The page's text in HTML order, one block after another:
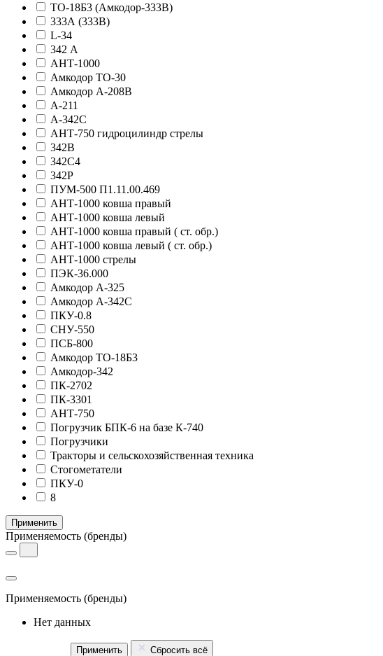
ТО-18Б3 (Амкодор-333В)
333А (333В)
L-34
342 А
АНТ-1000
Амкодор ТО-30
Амкодор А-208В
А-211
А-342С
АНТ-750 гидроцилиндр стрелы
342В
342С4
342Р
ПУМ-500 П1.11.00.469
АНТ-1000 ковша правый
АНТ-1000 ковша левый
АНТ-1000 ковша правый ( ст. обр.)
АНТ-1000 ковша левый ( ст. обр.)
АНТ-1000 стрелы
ПЭК-36.000
Амкодор А-325
Амкодор А-342С
ПКУ-0.8
СНУ-550
ПСБ-800
Амкодор ТО-18Б3
Амкодор-342
ПК-2702
ПК-3301
АНТ-750
Погрузчик БПК-6 на базе К-740
Погрузчики
Тракторы и сельскохозяйственная техника
Стогометатели
ПКУ-0
8
Применить
Применяемость (бренды)
Применяемость (бренды)
Нет данных
Применить Сбросить всё